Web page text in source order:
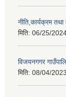
नीति,कार्यक्रम
मिति: 06/25/
विजयनगगर
मिति: 08/04/